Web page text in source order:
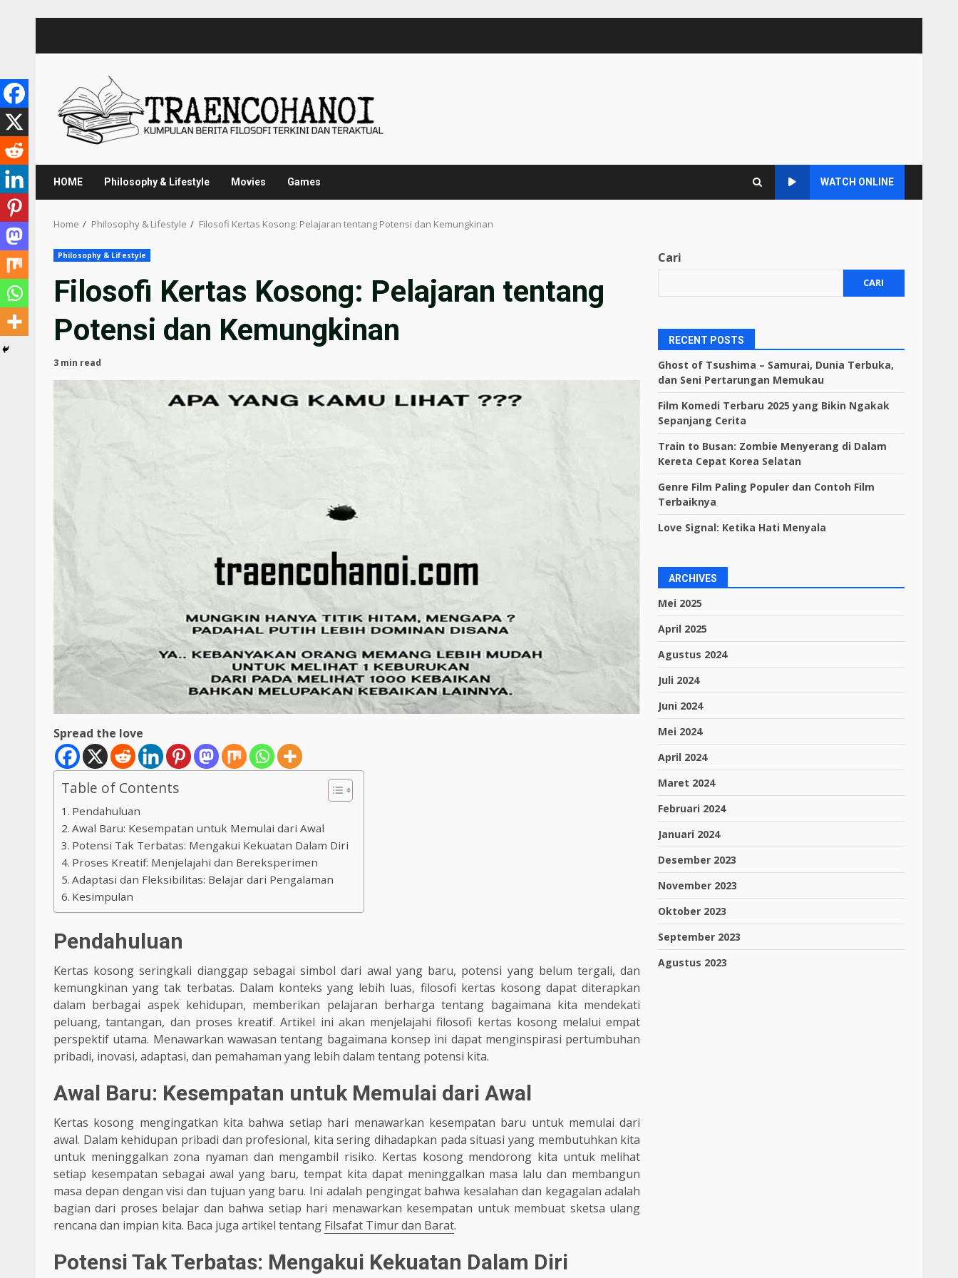
HOME Philosophy & Lifestyle Movies Games WATCH ONLINE
Home Philosophy & Lifestyle Filosofi Kertas Kosong: Pelajaran tentang Potensi dan Kemungkinan
Philosophy & Lifestyle
Filosofi Kertas Kosong: Pelajaran tentang
Potensi dan Kemungkinan
3 min read
Spread the love
Table of Contents
Pendahuluan
Awal Baru: Kesempatan untuk Memulai dari Awal
Potensi Tak Terbatas: Mengakui Kekuatan Dalam Diri
Proses Kreatif: Menjelajahi dan Bereksperimen
Adaptasi dan Fleksibilitas: Belajar dari Pengalaman
Kesimpulan
Pendahuluan
Kertas kosong seringkali dianggap sebagai simbol dari awal yang baru, potensi yang belum tergali, dan
kemungkinan yang tak terbatas. Dalam konteks yang lebih luas, filosofi kertas kosong dapat diterapkan
dalam berbagai aspek kehidupan, memberikan pelajaran berharga tentang bagaimana kita mendekati
peluang, tantangan, dan proses kreatif. Artikel ini akan menjelajahi filosofi kertas kosong melalui empat
perspektif utama. Menawarkan wawasan tentang bagaimana konsep ini dapat menginspirasi pertumbuhan
pribadi, inovasi, adaptasi, dan pemahaman yang lebih dalam tentang potensi kita.
Awal Baru: Kesempatan untuk Memulai dari Awal
Kertas kosong mengingatkan kita bahwa setiap hari menawarkan kesempatan baru untuk memulai dari
awal. Dalam kehidupan pribadi dan profesional, kita sering dihadapkan pada situasi yang membutuhkan kita
untuk meninggalkan zona nyaman dan mengambil risiko. Kertas kosong mendorong kita untuk melihat
setiap kesempatan sebagai awal yang baru, tempat kita dapat meninggalkan masa lalu dan membangun
masa depan dengan visi dan tujuan yang baru. Ini adalah pengingat bahwa kesalahan dan kegagalan adalah
bagian dari proses belajar dan bahwa setiap hari menawarkan kesempatan untuk membuat sketsa ulang
rencana dan impian kita. Baca juga artikel tentang Filsafat Timur dan Barat.
Potensi Tak Terbatas: Mengakui Kekuatan Dalam Diri
Cari
CARI
RECENT POSTS
Ghost of Tsushima – Samurai, Dunia Terbuka,
dan Seni Pertarungan Memukau
Film Komedi Terbaru 2025 yang Bikin Ngakak
Sepanjang Cerita
Train to Busan: Zombie Menyerang di Dalam
Kereta Cepat Korea Selatan
Genre Film Paling Populer dan Contoh Film
Terbaiknya
Love Signal: Ketika Hati Menyala
ARCHIVES
Mei 2025
April 2025
Agustus 2024
Juli 2024
Juni 2024
Mei 2024
April 2024
Maret 2024
Februari 2024
Januari 2024
Desember 2023
November 2023
Oktober 2023
September 2023
Agustus 2023